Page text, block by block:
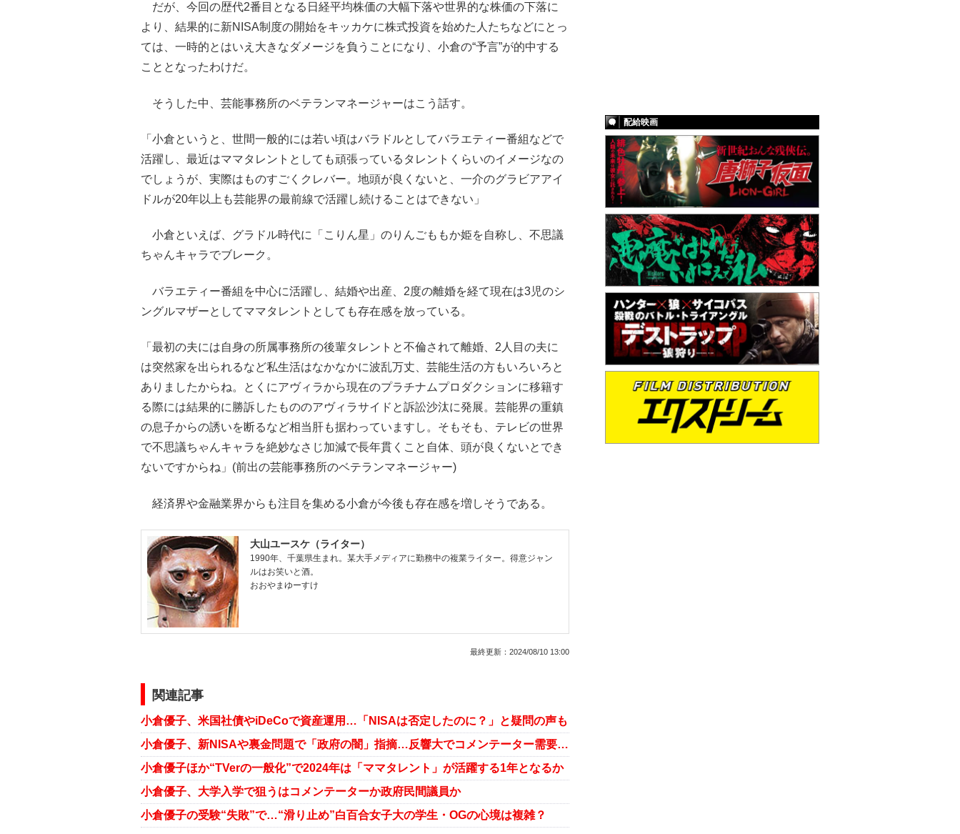
だが、今回の歴代2番目となる日経平均株価の大幅下落や世界的な株価の下落に
より、結果的に新NISA制度の開始をキッカケに株式投資を始めた人たちなどにとっ
ては、一時的とはいえ大きなダメージを負うことになり、小倉の“予言”が的中する
こととなったわけだ。
そうした中、芸能事務所のベテランマネージャーはこう話す。
「小倉というと、世間一般的には若い頃はバラドルとしてバラエティー番組などで
活躍し、最近はママタレントとしても頑張っているタレントくらいのイメージなの
でしょうが、実際はものすごくクレバー。地頭が良くないと、一介のグラビアアイ
ドルが20年以上も芸能界の最前線で活躍し続けることはできない」
小倉といえば、グラドル時代に「こりん星」のりんごももか姫を自称し、不思議
ちゃんキャラでブレーク。
バラエティー番組を中心に活躍し、結婚や出産、2度の離婚を経て現在は3児のシ
ングルマザーとしてママタレントとしても存在感を放っている。
「最初の夫には自身の所属事務所の後輩タレントと不倫されて離婚、2人目の夫に
は突然家を出られるなど私生活はなかなかに波乱万丈、芸能生活の方もいろいろと
ありましたからね。とくにアヴィラから現在のプラチナムプロダクションに移籍す
る際には結果的に勝訴したもののアヴィラサイドと訴訟沙汰に発展。芸能界の重鎮
の息子からの誘いを断るなど相当肝も据わっていますし。そもそも、テレビの世界
で不思議ちゃんキャラを絶妙なさじ加減で長年貫くこと自体、頭が良くないとでき
ないですからね」(前出の芸能事務所のベテランマネージャー)
経済界や金融業界からも注目を集める小倉が今後も存在感を増しそうである。
大山ユースケ（ライター）
1990年、千葉県生まれ。某大手メディアに勤務中の複業ライター。得意ジャン
ルはお笑いと酒。
おおやまゆーすけ
最終更新： 2024/08/10 13:00
関連記事
小倉優子、米国社債やiDeCoで資産運用…「NISAは否定したのに？」と疑問の声も
小倉優子、新NISAや裏金問題で「政府の闇」指摘…反響大でコメンテーター需要急上昇？
小倉優子ほか“TVerの一般化”で2024年は「ママタレント」が活躍する1年となるか
小倉優子、大学入学で狙うはコメンテーターか政府民間議員か
小倉優子の受験“失敗”で…“滑り止め”白百合女子大の学生・OGの心境は複雑？
配給映画